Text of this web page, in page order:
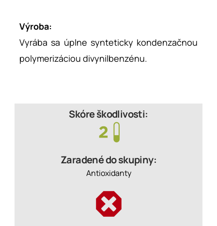
Výroba:
Vyrába sa úplne synteticky kondenzačnou
polymerizáciou divynilbenzénu.
Skóre škodlivosti:
Zaradené do skupiny:
Antioxidanty